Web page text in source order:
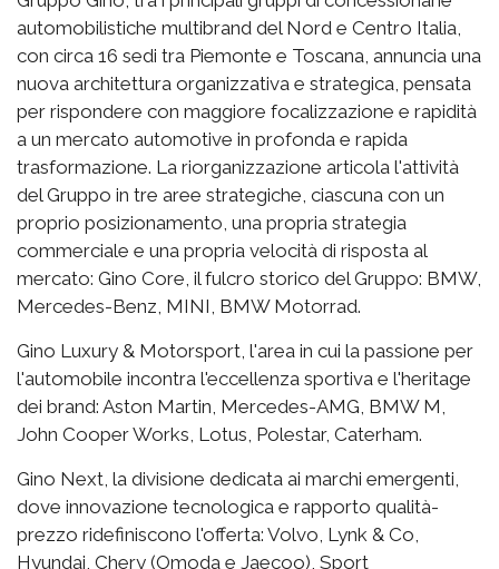
automobilistiche multibrand del Nord e Centro Italia,
con circa 16 sedi tra Piemonte e Toscana, annuncia una
nuova architettura organizzativa e strategica, pensata
per rispondere con maggiore focalizzazione e rapidità
a un mercato automotive in profonda e rapida
trasformazione. La riorganizzazione articola l'attività
del Gruppo in tre aree strategiche, ciascuna con un
proprio posizionamento, una propria strategia
commerciale e una propria velocità di risposta al
mercato: Gino Core, il fulcro storico del Gruppo: BMW,
Mercedes-Benz, MINI, BMW Motorrad.
Gino Luxury & Motorsport, l'area in cui la passione per
l'automobile incontra l'eccellenza sportiva e l'heritage
dei brand: Aston Martin, Mercedes-AMG, BMW M,
John Cooper Works, Lotus, Polestar, Caterham.
Gino Next, la divisione dedicata ai marchi emergenti,
dove innovazione tecnologica e rapporto qualità-
prezzo ridefiniscono l'offerta: Volvo, Lynk & Co,
Hyundai, Chery (Omoda e Jaecoo), Sport